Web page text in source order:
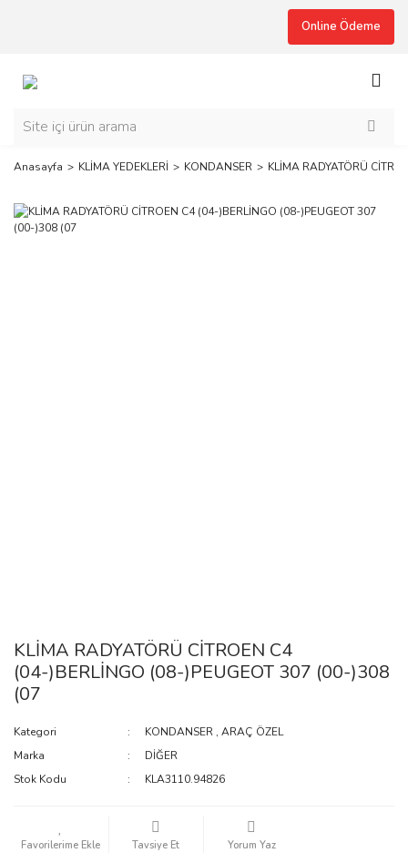
Online Ödeme
Anasayfa KLİMA YEDEKLERİ KONDANSER KLİMA RADYATÖRÜ
KLİMA RADYATÖRÜ CİTROEN C4
(04-)BERLİNGO (08-)PEUGEOT 307 (00-)308
(07
Kategori KONDANSER ,ARAÇ ÖZEL
Marka
DİĞER
Stok Kodu
KLA3110.94826
Tavsiye Et Yorum Yaz